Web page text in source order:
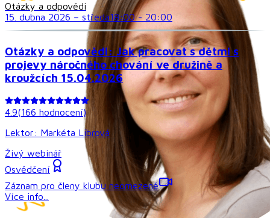
Otázky a odpovědi
15. dubna 2026 – středa18:00-20:00
Otázky a odpovědi: Jak pracovat s dětmi s
projevy náročného chování ve družině a
kroužcích 15.04.2026
4.9(166 hodnocení)
Lektor: Markéta Librová
Živý webinář
Osvědčení
Záznam pro členy klubu neomezeně
Více info...